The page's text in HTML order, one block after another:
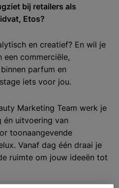
bij retailers als
Etos?
en creatief? En wil je
een commerciële,
parfum en
iets voor jou.
Marketing Team werk je
én uitvoering van
toonaangevende
Vanaf dag één draai je
ruimte om jouw ideeën tot